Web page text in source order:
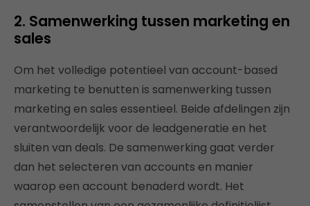
2. Samenwerking tussen marketing en
sales
Om het volledige potentieel van account-based
marketing te benutten is samenwerking tussen
marketing en sales essentieel. Beide afdelingen zijn
verantwoordelijk voor de leadgeneratie en het
sluiten van deals. De samenwerking gaat verder
dan het selecteren van accounts en manier
waarop een account benaderd wordt. Het